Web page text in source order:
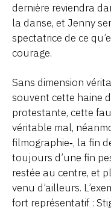
dernière reviendra
la danse, et Jenny
spectatrice de ce
courage.
Sans dimension
souvent cette haine
protestante, cette
véritable mal,
filmographie‑, la fin
toujours d’une fin
restée au centre, et
venu d’ailleurs.
fort représentatif :